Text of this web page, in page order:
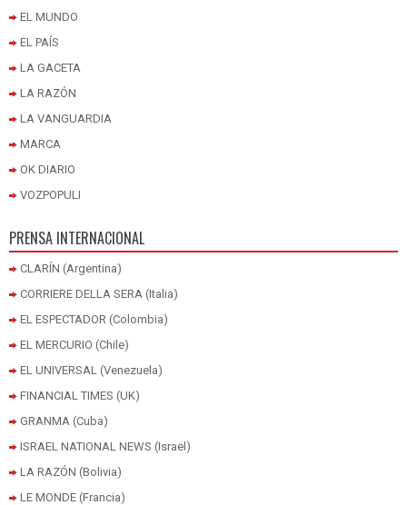
EL MUNDO
EL PAÍS
LA GACETA
LA RAZÓN
LA VANGUARDIA
MARCA
OK DIARIO
VOZPOPULI
PRENSA INTERNACIONAL
CLARÍN (Argentina)
CORRIERE DELLA SERA (Italia)
EL ESPECTADOR (Colombia)
EL MERCURIO (Chile)
EL UNIVERSAL (Venezuela)
FINANCIAL TIMES (UK)
GRANMA (Cuba)
ISRAEL NATIONAL NEWS (Israel)
LA RAZÓN (Bolivia)
LE MONDE (Francia)